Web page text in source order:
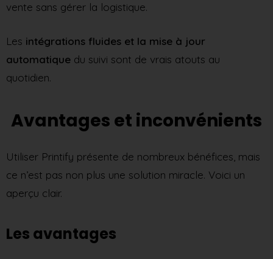
vente sans gérer la logistique.
Les intégrations fluides et la mise à jour
automatique du suivi sont de vrais atouts au
quotidien.
Avantages et inconvénients
Utiliser Printify présente de nombreux bénéfices, mais
ce n’est pas non plus une solution miracle. Voici un
aperçu clair.
Les avantages